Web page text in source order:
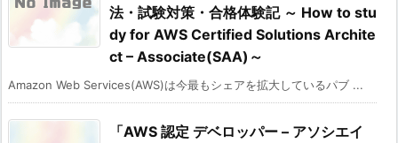
法・試験対策・合格体験記 ～ How to stu
dy for AWS Certified Solutions Archite
ct – Associate(SAA)～
Amazon Web Services(AWS)は今最もシェアを拡大しているパブ ...
「AWS 認定 デベロッパー – アソシエイ